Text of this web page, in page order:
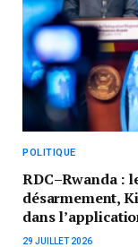
POLITIQUE
RDC–Rwanda :
désarmement,
dans
29 JUILLET 2026